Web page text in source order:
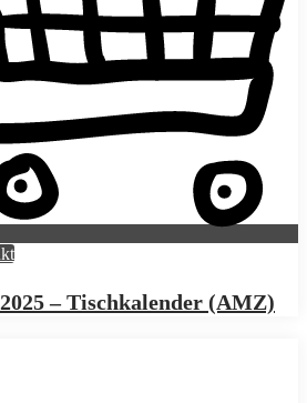
– Tischkalender (AMZ)